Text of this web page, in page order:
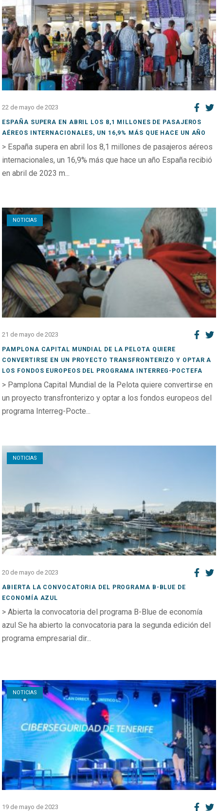
22 de mayo de 2023
ESPAÑA SUPERA EN ABRIL LOS 8,1 MILLONES DE PASAJEROS
AÉREOS INTERNACIONALES, UN 16,9% MÁS QUE HACE UN AÑO
> España supera en abril los 8,1 millones de pasajeros aéreos
internacionales, un 16,9% más que hace un año España recibió
en abril de 2023 m...
NOTICIAS
Open post
21 de mayo de 2023
PAMPLONA CAPITAL MUNDIAL DE LA PELOTA QUIERE
CONVERTIRSE EN UN PROYECTO TRANSFRONTERIZO Y OPTAR A
LOS FONDOS EUROPEOS DEL PROGRAMA INTERREG-POCTEFA
> Pamplona Capital Mundial de la Pelota quiere convertirse en
un proyecto transfronterizo y optar a los fondos europeos del
programa Interreg-Pocte...
NOTICIAS
Open post
20 de mayo de 2023
ABIERTA LA CONVOCATORIA DEL PROGRAMA B-BLUE DE
ECONOMÍA AZUL
> Abierta la convocatoria del programa B-Blue de economía
azul Se ha abierto la convocatoria para la segunda edición del
programa empresarial dir...
NOTICIAS
Open post
19 de mayo de 2023